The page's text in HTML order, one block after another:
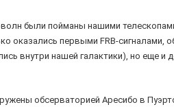
были пойманы нашими
оказались первыми FRB-
внутри нашей галактики), но еще и
обсерваторией Аресибо в